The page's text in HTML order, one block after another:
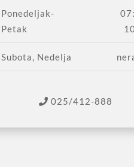
Ponedeljak-
Petak
Subota, Nedelja
025/412-888